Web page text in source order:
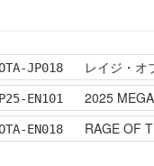
JP018 レイジ・オ
EN101 2025
EN018 RAGE OF